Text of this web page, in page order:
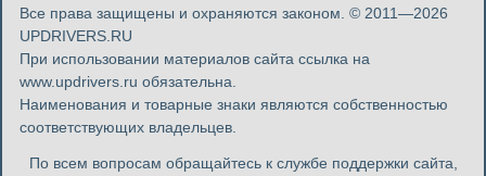
Все права защищены и охраняются законом. © 2011—2026
UPDRIVERS.RU
При использовании материалов сайта ссылка на
www.updrivers.ru обязательна.
Наименования и товарные знаки являются собственностью
соответствующих владельцев.
По всем вопросам обращайтесь к службе поддержки сайта,